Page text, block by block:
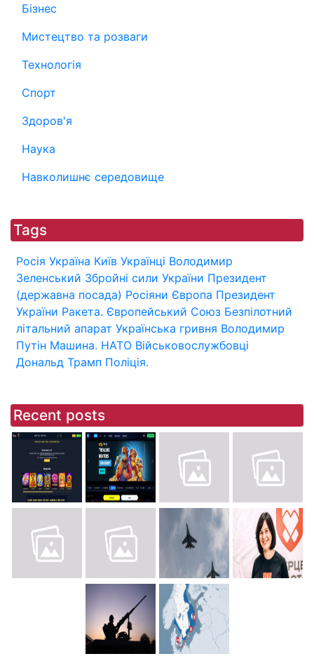
Бізнес
Мистецтво та розваги
Технологія
Спорт
Здоров'я
Наука
Навколишнє середовище
Tags
Росія Україна Київ Українці Володимир
Зеленський Збройні сили України Президент
(державна посада) Росіяни Європа Президент
України Ракета. Європейський Союз Безпілотний
літальний апарат Українська гривня Володимир
Путін Машина. НАТО Військовослужбовці
Дональд Трамп Поліція.
Recent posts